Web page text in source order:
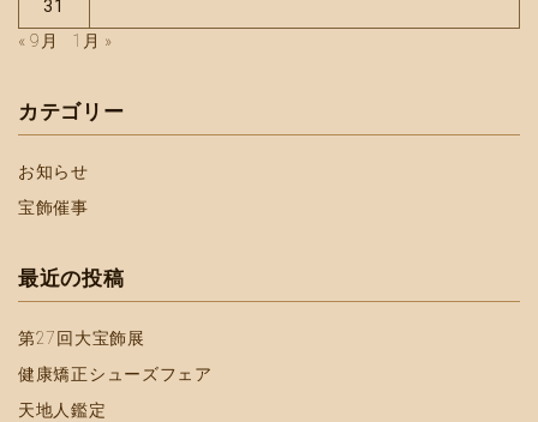
31
« 9月
1月 »
カテゴリー
お知らせ
宝飾催事
最近の投稿
第27回大宝飾展
健康矯正シューズフェア
天地人鑑定